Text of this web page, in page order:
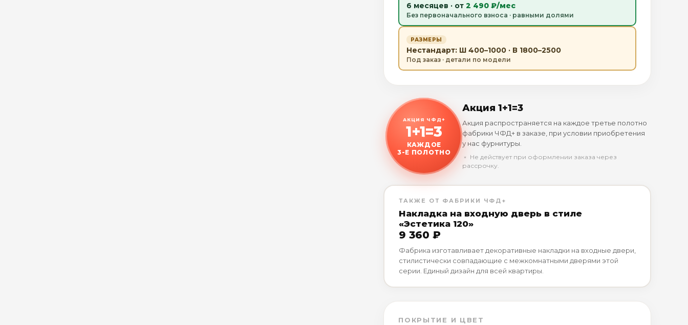
6 месяцев · от 2 490 ₽/мес
Без первоначального взноса · равными долями
РАЗМЕРЫ
Нестандарт: Ш 400–1000 · В 1800–2500
Под заказ · детали по модели
АКЦИЯ ЧФД+
1+1=3
КАЖДОЕ
3-Е ПОЛОТНО
Акция 1+1=3
Акция распространяется на каждое третье полотно
фабрики ЧФД+ в заказе, при условии приобретения
у нас фурнитуры.
﹡ Не действует при оформлении заказа через
рассрочку.
ТАКЖЕ ОТ ФАБРИКИ ЧФД+
Накладка на входную дверь в стиле
«Эстетика 120»
9 360 ₽
Фабрика изготавливает декоративные накладки на входные двери,
стилистически совпадающие с межкомнатными дверями этой
серии. Единый дизайн для всей квартиры.
ПОКРЫТИЕ И ЦВЕТ